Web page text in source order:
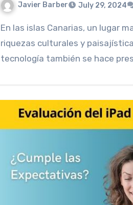
Javier Barber July 29, 2024
En las islas Canarias, un lugar macizo en
riquezas culturales y
tecnología también se hace